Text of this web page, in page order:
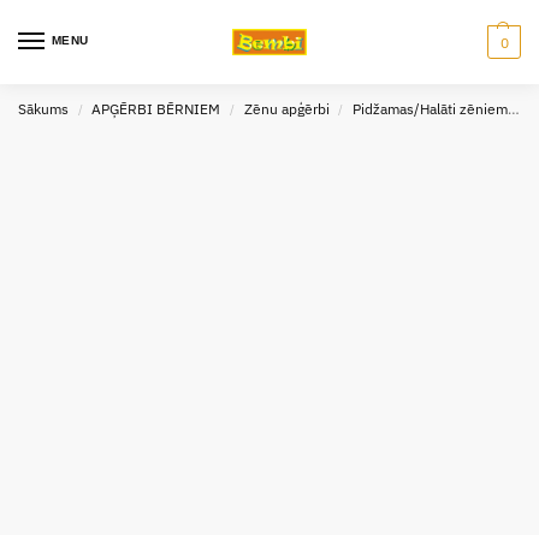
MENU 0
Sākums / APĢĒRBI BĒRNIEM / Zēnu apģērbi / Pidžamas/Halāti zēniem